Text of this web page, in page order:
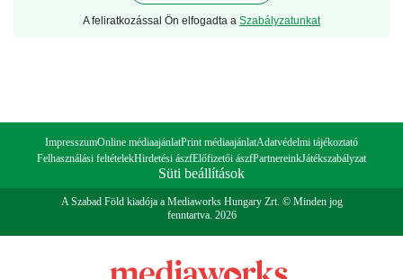
A feliratkozással Ön elfogadta a Szabályzatunkat
ImpresszumOnline médiaajánlatPrint médiaajánlatAdatvédelmi tájékoztató
Felhasználási feltételekHirdetési ászfElőfizetői ászfPartnereinkJátékszabályzat
Süti beállítások
A Szabad Föld kiadója a Mediaworks Hungary Zrt. © Minden jog
fenntartva. 2026